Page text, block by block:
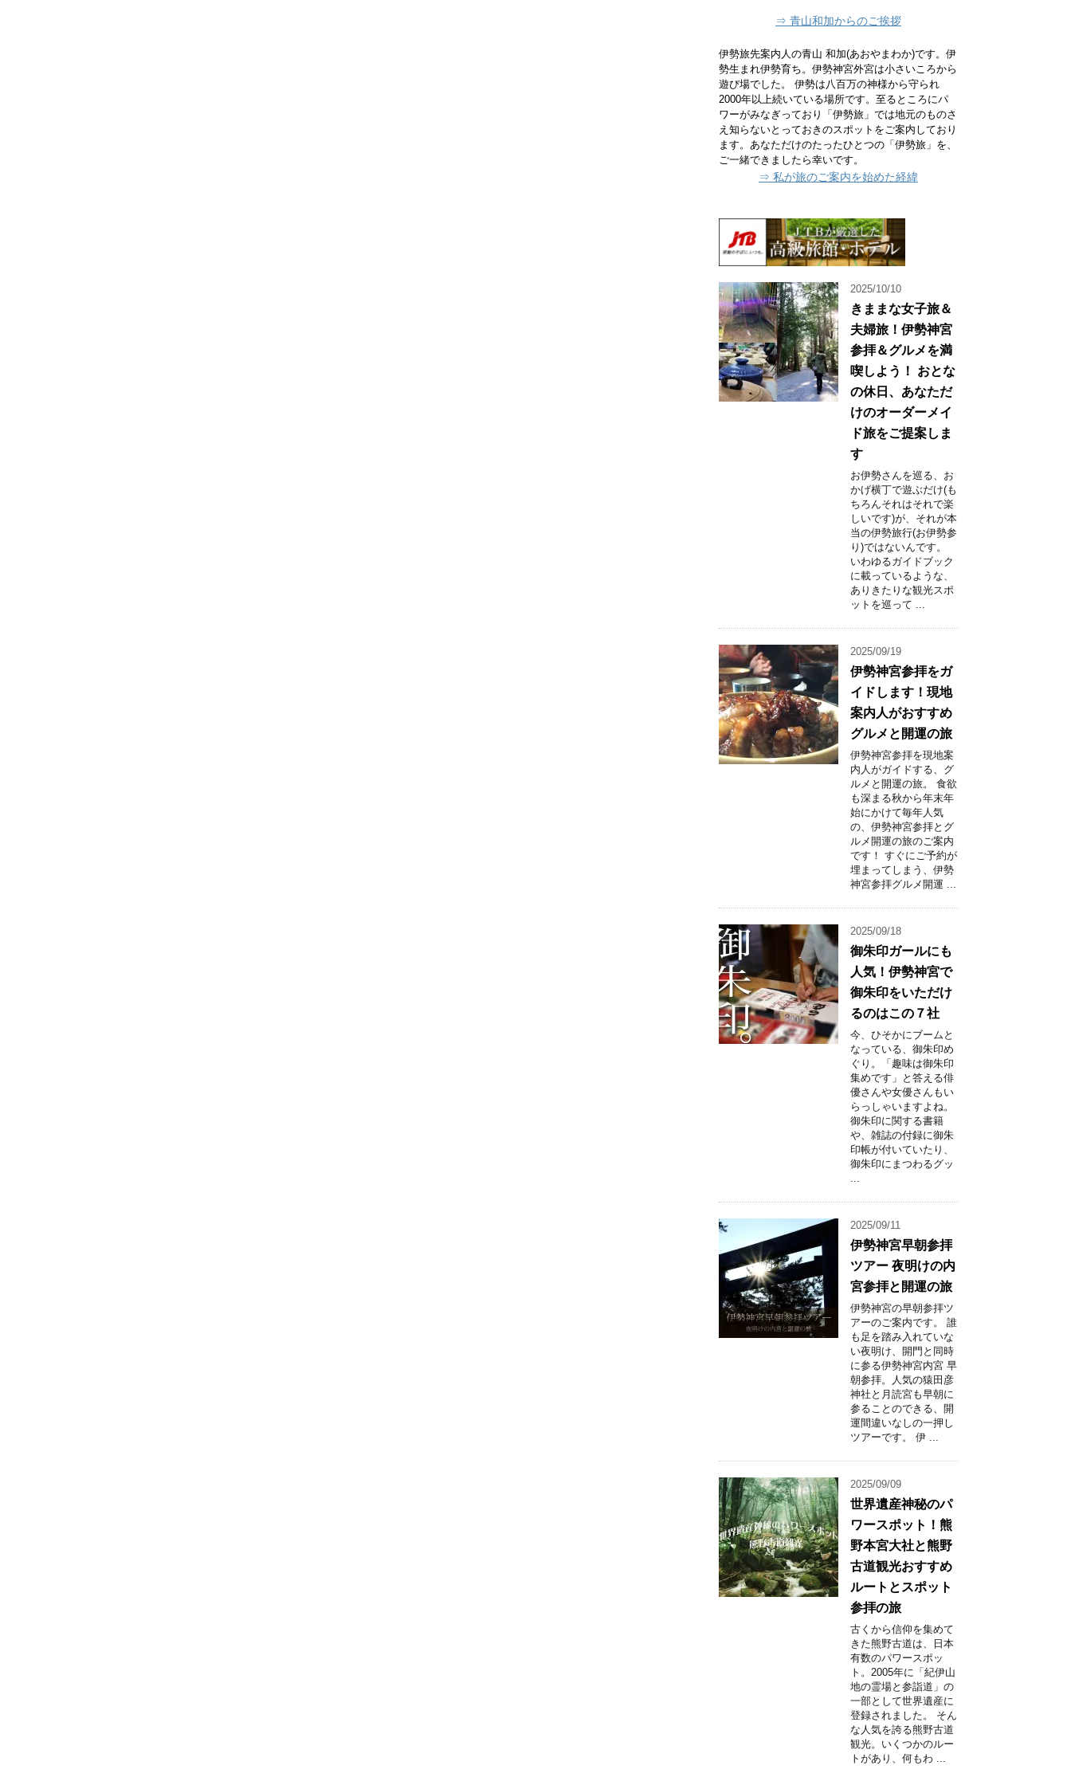
⇒ 青山和加からのご挨拶
伊勢旅先案内人の青山 和加(あおやまわか)です。伊
勢生まれ伊勢育ち。伊勢神宮外宮は小さいころから
遊び場でした。 伊勢は八百万の神様から守られ
2000年以上続いている場所です。至るところにパ
ワーがみなぎっており「伊勢旅」では地元のものさ
え知らないとっておきのスポットをご案内しており
ます。あなただけのたったひとつの「伊勢旅」を、
ご一緒できましたら幸いです。
⇒ 私が旅のご案内を始めた経緯
2025/10/10
きままな女子旅＆
夫婦旅！伊勢神宮
参拝＆グルメを満
喫しよう！ おとな
の休日、あなただ
けのオーダーメイ
ド旅をご提案しま
す
お伊勢さんを巡る、お
かげ横丁で遊ぶだけ(も
ちろんそれはそれで楽
しいです)が、それが本
当の伊勢旅行(お伊勢参
り)ではないんです。
いわゆるガイドブック
に載っているような、
ありきたりな観光スポ
ットを巡って ...
2025/09/19
伊勢神宮参拝をガ
イドします！現地
案内人がおすすめ
グルメと開運の旅
伊勢神宮参拝を現地案
内人がガイドする、グ
ルメと開運の旅。 食欲
も深まる秋から年末年
始にかけて毎年人気
の、伊勢神宮参拝とグ
ルメ開運の旅のご案内
です！ すぐにご予約が
埋まってしまう、伊勢
神宮参拝グルメ開運 ...
2025/09/18
御朱印ガールにも
人気！伊勢神宮で
御朱印をいただけ
るのはこの７社
今、ひそかにブームと
なっている、御朱印め
ぐり。「趣味は御朱印
集めです」と答える俳
優さんや女優さんもい
らっしゃいますよね。
御朱印に関する書籍
や、雑誌の付録に御朱
印帳が付いていたり、
御朱印にまつわるグッ
...
2025/09/11
伊勢神宮早朝参拝
ツアー 夜明けの内
宮参拝と開運の旅
伊勢神宮の早朝参拝ツ
アーのご案内です。 誰
も足を踏み入れていな
い夜明け、開門と同時
に参る伊勢神宮内宮 早
朝参拝。人気の猿田彦
神社と月読宮も早朝に
参ることのできる、開
運間違いなしの一押し
ツアーです。 伊 ...
2025/09/09
世界遺産神秘のパ
ワースポット！熊
野本宮大社と熊野
古道観光おすすめ
ルートとスポット
参拝の旅
古くから信仰を集めて
きた熊野古道は、日本
有数のパワースポッ
ト。2005年に「紀伊山
地の霊場と参詣道」の
一部として世界遺産に
登録されました。 そん
な人気を誇る熊野古道
観光。いくつかのルー
トがあり、何もわ ...